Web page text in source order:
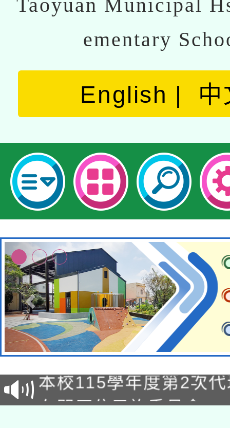
Taoyuan Municipal
ementary
English 中
本校115學年度第1次
第3次招考甄選結果公
本校115學年度第2次
次招考甄選結果公告(
有關原住民族委員會